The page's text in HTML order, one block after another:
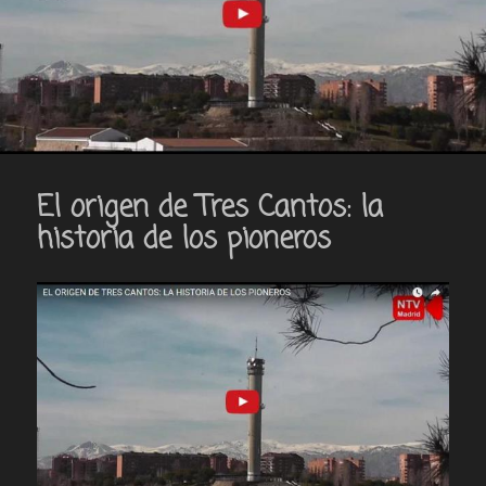
El origen de Tres Cantos: la
historia de los pioneros